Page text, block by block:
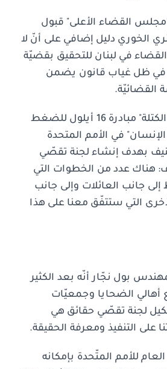
القضاء الأعلى" قبول
الخوري دليل إضافي على أنّ لا
القضاء في لبنان للتحقيق بقضيّة
في ظل غياب قانون يضمن
القضائيّة.
وأعلن حلو من مقرّ "الكتلة" مبادرة 16 أيلول للضغط
في الأمم المتحدة
بهدف إنشاء لجنة تقصّي
هناك عدد من الخطوات التي
جانب العائلات وإلى جانب
التي ستتفّق معنا على هذا
بول نجّار أنّه بعد الكثير
الضحايا وجمعيّات
لجنة تقصّي حقائق هي
على التنفيذ ومعرفة الحقيقة.
للأمم المتّحدة بإمكانه